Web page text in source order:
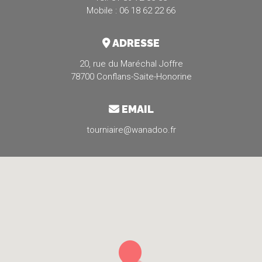
Mobile : 06 18 62 22 66
ADRESSE
20, rue du Maréchal Joffre
78700 Conflans-Saite-Honorine
EMAIL
tourniaire@wanadoo.fr